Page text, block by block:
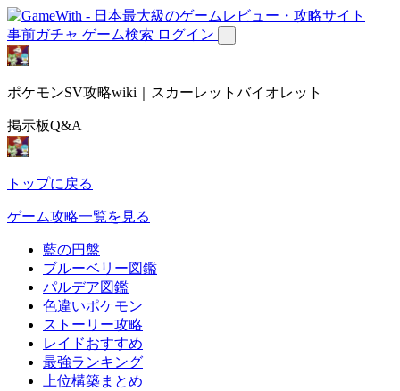
事前ガチャ ゲーム検索 ログイン
ポケモンSV攻略wiki｜スカーレットバイオレット
掲示板Q&A
トップに戻る
ゲーム攻略一覧を見る
藍の円盤
ブルーベリー図鑑
パルデア図鑑
色違いポケモン
ストーリー攻略
レイドおすすめ
最強ランキング
上位構築まとめ